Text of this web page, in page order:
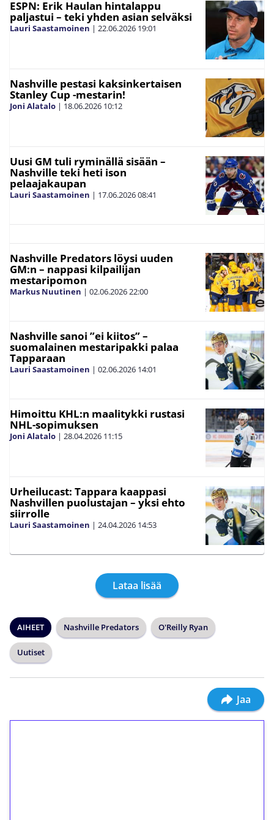
ESPN: Erik Haulan hintalappu
paljastui – teki yhden asian selväksi
Lauri Saastamoinen | 22.06.2026 19:01
Nashville pestasi kaksinkertaisen
Stanley Cup -mestarin!
Joni Alatalo | 18.06.2026 10:12
Uusi GM tuli ryminällä sisään –
Nashville teki heti ison
pelaajakaupan
Lauri Saastamoinen | 17.06.202608:41
Nashville Predators löysi uuden
GM:n – nappasi kilpailijan
mestaripomon
Markus Nuutinen | 02.06.202622:00
Nashville sanoi ”ei kiitos” –
suomalainen mestaripakki palaa
Tapparaan
Lauri Saastamoinen | 02.06.2026 14:01
Himoittu KHL:n maalitykki rustasi
NHL-sopimuksen
Joni Alatalo | 28.04.2026 11:15
Urheilucast: Tappara kaappasi
Nashvillen puolustajan – yksi ehto
siirrolle
Lauri Saastamoinen | 24.04.2026 14:53
Lataa lisää
AIHEET Nashville Predators O'Reilly Ryan
Uutiset
Jaa